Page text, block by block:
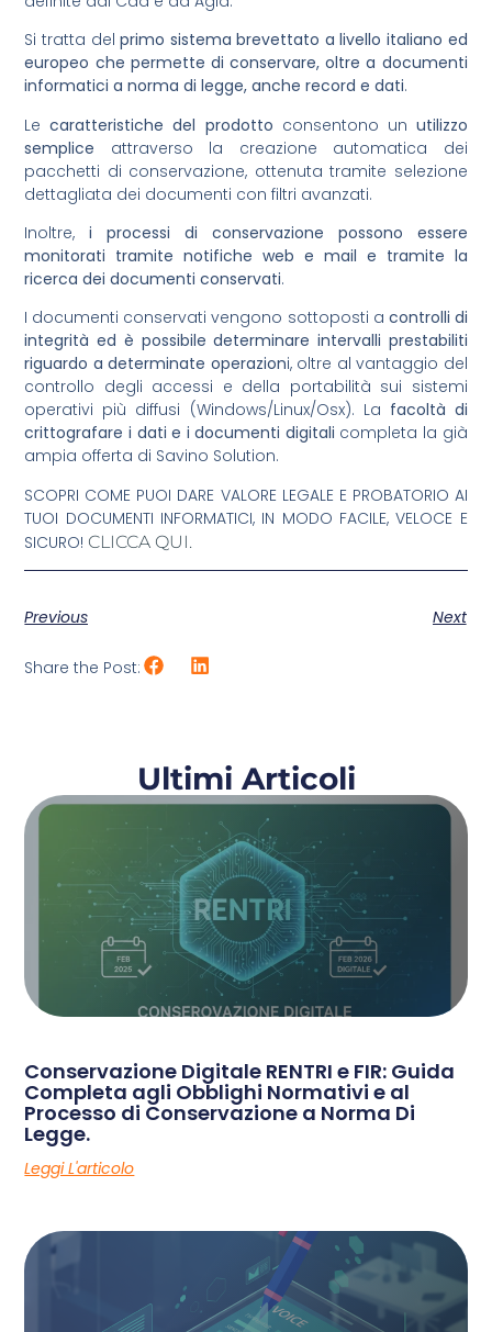
Si tratta delprimo sistema brevettato a livello italiano ed
europeo che permette di conservare, oltre a documenti
informatici a norma di legge, anche record e dati.
Lecaratteristiche del prodotto consentono un utilizzo
semplice attraverso la creazione automatica dei
pacchetti di conservazione, ottenuta tramite selezione
dettagliata dei documenti con filtri avanzati.
Inoltre,i processi di conservazione possono essere
monitorati tramite notifiche web e mail e tramite la
ricerca dei documenti conservati.
I documenti conservati vengono sottoposti a controlli di
integrità ed è possibile determinare intervalli prestabiliti
riguardo a determinate operazioni, oltre al vantaggio del
controllo degli accessi e della portabilità sui sistemi
operativi più diffusi (Windows/Linux/Osx). La facoltà di
crittografare i dati e i documenti digitali completa la già
ampia offerta di Savino Solution.
SCOPRI COME PUOI DARE VALORE LEGALE E PROBATORIO AI
TUOI DOCUMENTI INFORMATICI, IN MODO FACILE, VELOCE E
SICURO! CLICCA QUI.
Previous Next
Share the Post:
Ultimi Articoli
Conservazione Digitale RENTRI e FIR: Guida
Completa agli Obblighi Normativi e al
Processo di Conservazione a Norma Di
Legge.
Leggi L'articolo